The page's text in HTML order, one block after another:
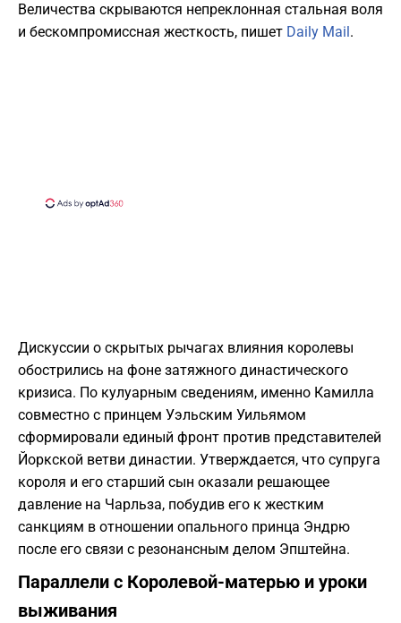
Величества скрываются непреклонная стальная воля
и бескомпромиссная жесткость, пишет Daily Mail .
Дискуссии о скрытых рычагах влияния королевы
обострились на фоне затяжного династического
кризиса. По кулуарным сведениям, именно Камилла
совместно с принцем Уэльским Уильямом
сформировали единый фронт против представителей
Йоркской ветви династии. Утверждается, что супруга
короля и его старший сын оказали решающее
давление на Чарльза, побудив его к жестким
санкциям в отношении опального принца Эндрю
после его связи с резонансным делом Эпштейна.
Параллели с Королевой-матерью и уроки
выживания